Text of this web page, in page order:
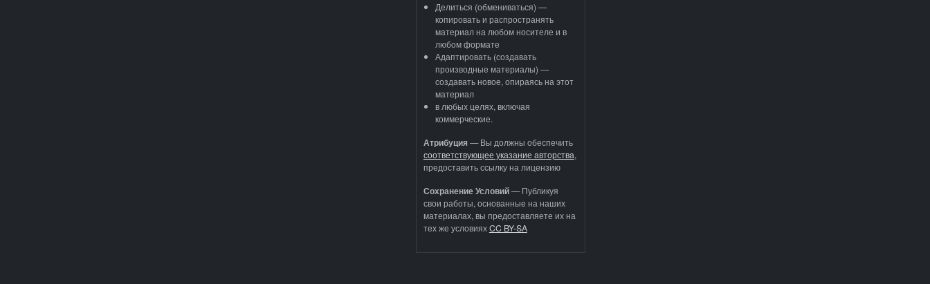
Делиться (обмениваться) —
копировать и распространять
материал на любом носителе и в
любом формате
Адаптировать (создавать
производные материалы) —
создавать новое, опираясь на этот
материал
в любых целях, включая
коммерческие.
Атрибуция—Вы должны обеспечить
соответствующее указание авторства,
предоставить ссылку на лицензию
Сохранение Условий— Публикуя
свои работы, основанные на наших
материалах, вы предоставляете их на
тех же условияхCC BY-SA